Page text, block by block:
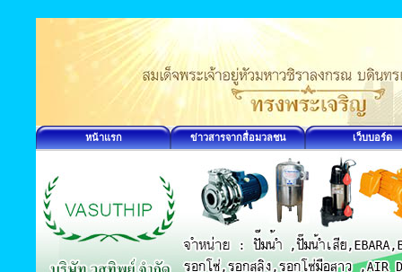
หน้าแรก ข่าวสารจากสื่อมวลชน เว็บบอร์ด